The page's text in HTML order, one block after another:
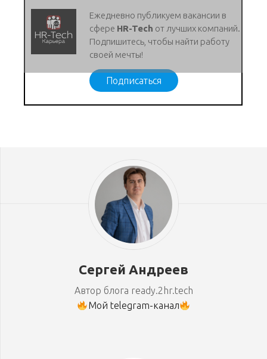
Ежедневно публикуем вакансии в
сфере HR-Tech от лучших компаний.
Подпишитесь, чтобы найти работу
своей мечты!
Подписаться
Сергей Андреев
Автор блога ready.2hr.tech
Мой telegram-канал